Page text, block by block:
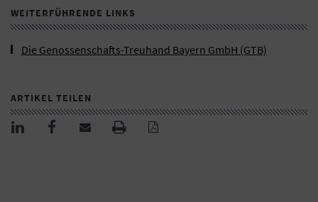
WEITERFÜHRENDE LINKS
Die Genossenschafts-Treuhand Bayern GmbH (GTB)
ARTIKEL TEILEN